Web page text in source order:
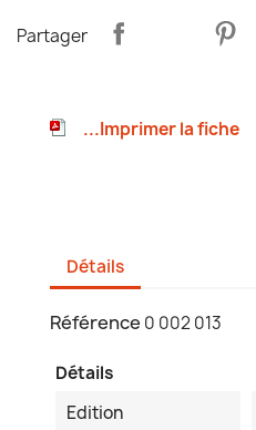
Partager
...Imprimer la fiche
Détails
Référence 0 002 013
Détails
Edition